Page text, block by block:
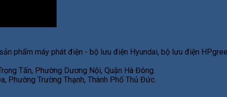
phẩm máy phát điện - bộ lưu điện Hyundai, bộ lưu điện
Tấn, Phường Dương Nội, Quận Hà Đông.
Phường Trường Thạnh, Thành Phố Thủ Đức.